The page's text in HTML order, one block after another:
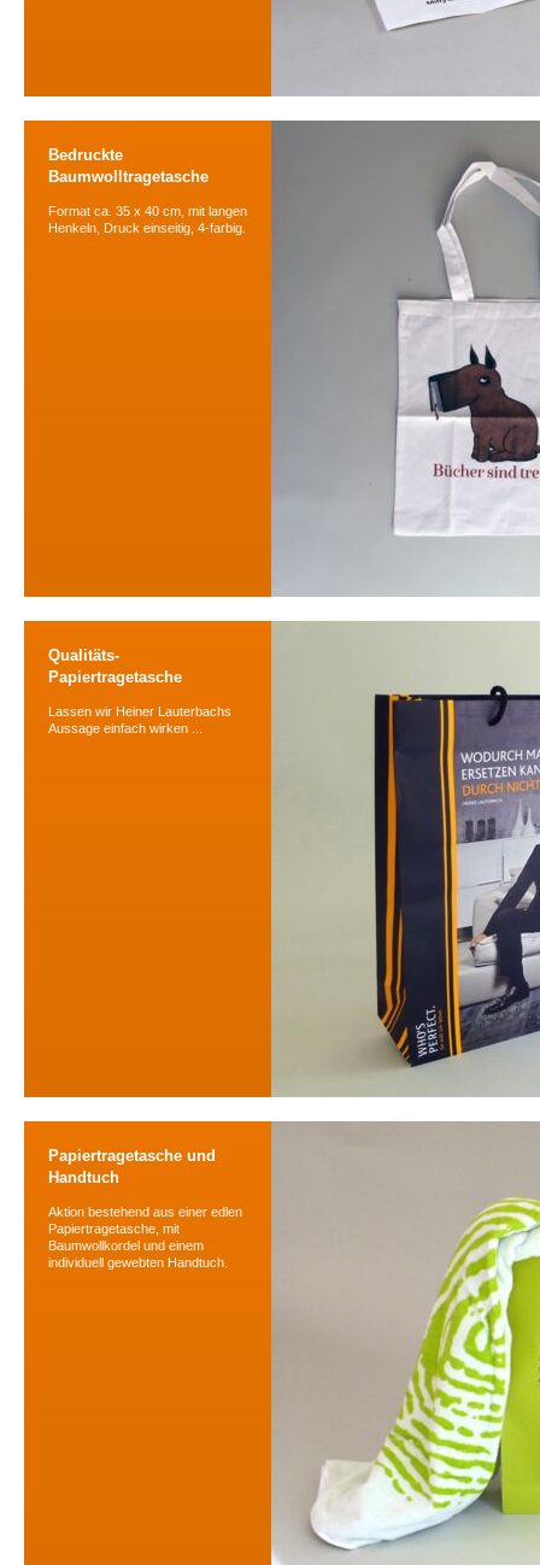
Bedruckte
Baumwolltragetasche
Format ca. 35 x 40 cm, mit langen
Henkeln, Druck einseitig, 4-farbig.
Qualitäts-
Papiertragetasche
Lassen wir Heiner Lauterbachs
Aussage einfach wirken ...
Papiertragetasche und
Handtuch
Aktion bestehend aus einer edlen
Papiertragetasche, mit
Baumwollkordel und einem
individuell gewebten Handtuch.